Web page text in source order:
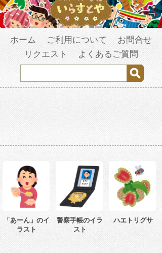
ホーム ご利用について
お問合せ
リクエスト
よくあるご質問
「あーん」のイ
ラスト
警察手帳のイラ
スト
ハエトリグサ